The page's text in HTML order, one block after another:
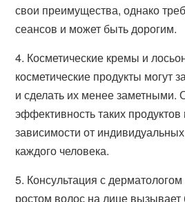
свои преимущества, однако
сеансов и может быть дорогим.
4. Косметические кремы и
косметические продукты могут
и сделать их менее заметными.
эффективность таких
зависимости от
каждого человека.
5. Консультация с
ростом волос на лице вызывает